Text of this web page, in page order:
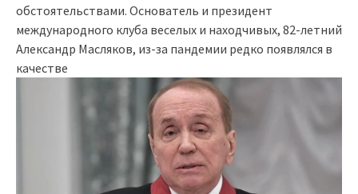
обстоятельствами. Основатель и президент
международного клуба веселых и находчивых, 82-летний
Александр Масляков, из-за пандемии редко появлялся в
качестве